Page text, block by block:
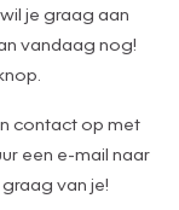
je graag aan
vandaag nog!
contact op met
een e-mail naar
graag van je!